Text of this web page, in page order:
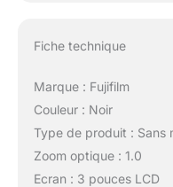
Fiche technique
Marque : Fujifilm
Couleur : Noir
Type de produit : Sans
Zoom optique : 1.0
Ecran : 3 pouces LCD